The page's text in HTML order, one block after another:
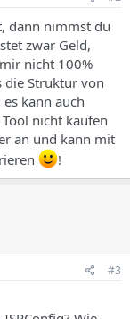
dann nimmst du
zwar Geld,
nicht 100%
die Struktur von
es kann auch
nicht kaufen
an und kann mit
!
#3